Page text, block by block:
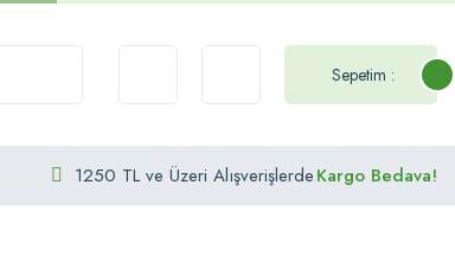
Sepetim :
1250 TL ve Üzeri AlışverişlerdeKargo Bedava!